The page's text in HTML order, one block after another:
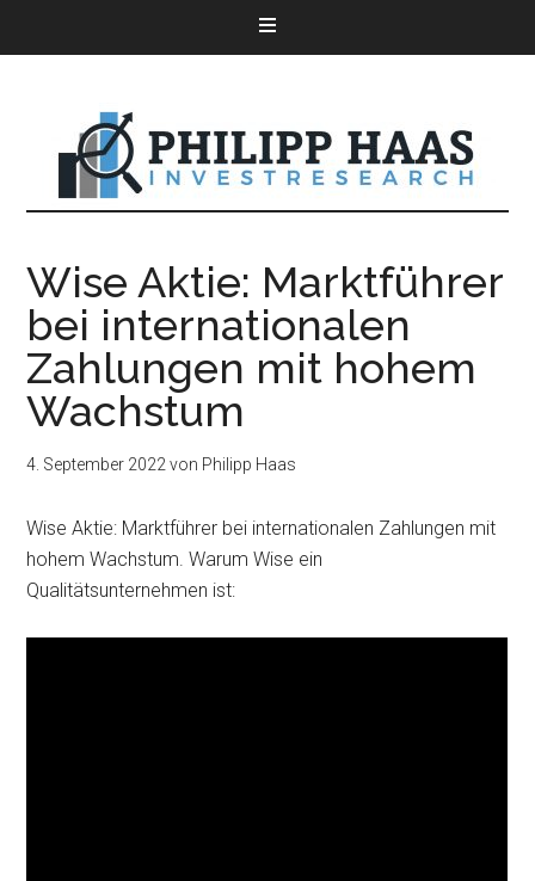
Wise Aktie: Marktführer
bei internationalen
Zahlungen mit hohem
Wachstum
4. September 2022 von Philipp Haas
Wise Aktie: Marktführer bei internationalen Zahlungen mit
hohem Wachstum. Warum Wise ein
Qualitätsunternehmen ist: